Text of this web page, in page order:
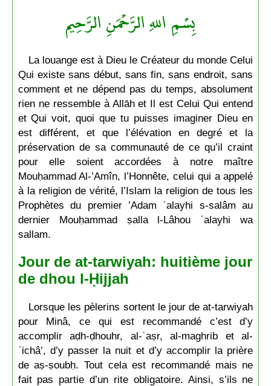
بِسْمِ اللهِ الرَّحْمَنِ الرَّحِيم
La louange est à Dieu le Créateur du monde Celui
Qui existe sans début, sans fin, sans endroit, sans
comment et ne dépend pas du temps, absolument
rien ne ressemble à Allāh et Il est Celui Qui entend
et Qui voit, quoi que tu puisses imaginer Dieu en
est différent, et que l’élévation en degré et la
préservation de sa communauté de ce qu’il craint
pour elle soient accordées à notre maître
Mouḥammad Al-’Amîn, l’Honnête, celui qui a appelé
à la religion de vérité, l’Islam la religion de tous les
Prophètes du premier ’Adam ʿalayhi s-salâm au
dernier Mouḥammad ṣalla l-Lâhou ʿalayhi wa
sallam.
Jour de at-tarwiyah: huitième jour
de dhou l-Ḥijjah
Lorsque les pèlerins sortent le jour de at-tarwiyah
pour Minâ, ce qui est recommandé c’est d’y
accomplir aḍh-ḍhouhr, al-ʿaṣr, al-maghrib et al-
ʿichâ’, d’y passer la nuit et d’y accomplir la prière
de aṣ-ṣoubḥ. Tout cela est recommandé mais ne
fait pas partie d’un rite obligatoire. Ainsi, s’ils ne